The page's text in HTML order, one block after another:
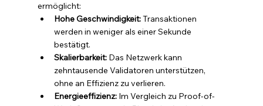
ermöglicht:
Hohe Geschwindigkeit: Transaktionen
werden in weniger als einer Sekunde
bestätigt.
Skalierbarkeit: Das Netzwerk kann
zehntausende Validatoren unterstützen,
ohne an Effizienz zu verlieren.
Energieeffizienz: Im Vergleich zu Proof-of-